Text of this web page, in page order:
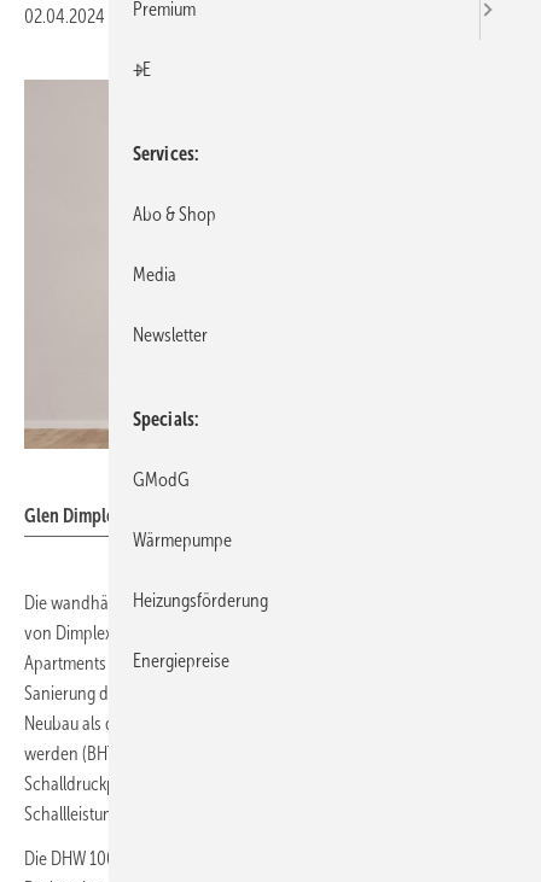
02.04.2024 Veröffentlicht in
Glen Dimplex: Trinkwasser-Wärmepumpe DHW 100PWH.
Die wandhängende Trinkwasser-Wärmepumpe
von Dimplex ist mit ihrer kompakten Bauweise für Wohnungen und
Apartments geeignet. Mit 100 l Speicherkapazität kann sie in der
Sanierung direktelektrische Warmwasserspeicher ersetzen oder im
Neubau als dezentrale Lösung zur Trinkwassererwärmung vorgesehen
werden (BHT: 52 × 129 × 52 cm: Nettogewicht: 47 kg). Der
Schalldruckpegel in 1 m Entfernung (innen) beträgt 36 dB(A), der
Schallleistungspegel wird mit 41 dB(A) angegeben.
Die DHW 100PW hat einen R290-Kältekreislauf und wird über einen
Premium
+E
Services
Abo & Shop
Media
Newsletter
Specials
GModG
Wärmepumpe
Heizungsförderung
Energiepreise